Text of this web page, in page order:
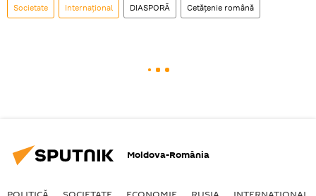
Societate Internaţional DIASPORĂ Cetăţenie română
Moldova-România